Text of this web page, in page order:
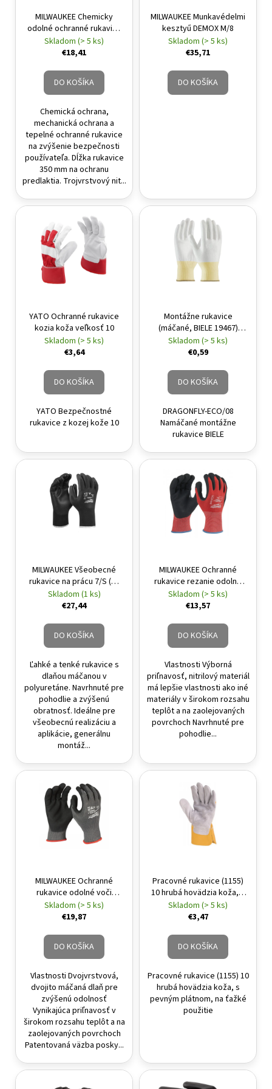
MILWAUKEE Chemicky
odolné ochranné rukavice
M/8 - 1pár
Skladom (> 5 ks)
€18,41
DO KOŠÍKA
Chemická ochrana,
mechanická ochrana a
tepelné ochranné rukavice
na zvýšenie bezpečnosti
používateľa. Dĺžka rukavice
350 mm na ochranu
predlaktia. Trojvrstvový nit...
MILWAUKEE Munkavédelmi
kesztyű DEMOX M/8
Skladom (> 5 ks)
€35,71
DO KOŠÍKA
YATO Ochranné rukavice
kozia koža veľkosť 10
Skladom (> 5 ks)
€3,64
DO KOŠÍKA
YATO Bezpečnostné
rukavice z kozej kože 10
Montážne rukavice
(máčané, BIELE 19467)
veľkosť 8
Skladom (> 5 ks)
€0,59
DO KOŠÍKA
DRAGONFLY-ECO/08
Namáčané montážne
rukavice BIELE
MILWAUKEE Všeobecné
rukavice na prácu 7/S (12
párov/bal)
Skladom (1 ks)
€27,44
DO KOŠÍKA
Ľahké a tenké rukavice s
dlaňou máčanou v
polyuretáne. Navrhnuté pre
pohodlie a zvýšenú
obratnosť. Ideálne pre
všeobecnú realizáciu a
aplikácie, generálnu
montáž...
MILWAUKEE Ochranné
rukavice rezanie odolné
nitril povlakom 2/B - XXL/11
Skladom (> 5 ks)
€13,57
DO KOŠÍKA
Vlastnosti Výborná
priľnavosť, nitrilový materiál
má lepšie vlastnosti ako iné
materiály v širokom rozsahu
teplôt a na zaolejovaných
povrchoch Navrhnuté pre
pohodlie...
MILWAUKEE Ochranné
rukavice odolné voči
prerezaniu, 5. úroveň
prerezania L/9
Skladom (> 5 ks)
€19,87
DO KOŠÍKA
Vlastnosti Dvojvrstvová,
dvojito máčaná dlaň pre
zvýšenú odolnosť
Vynikajúca priľnavosť v
širokom rozsahu teplôt a na
zaolejovaných povrchoch
Patentovaná väzba posky...
Pracovné rukavice (1155)
10 hrubá hovädzia koža, s
pevným plátnom, na ťažké
použitie
Skladom (> 5 ks)
€3,47
DO KOŠÍKA
Pracovné rukavice (1155) 10
hrubá hovädzia koža, s
pevným plátnom, na ťažké
použitie
HĽADAŤ